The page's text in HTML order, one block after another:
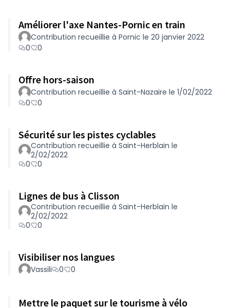
Améliorer l'axe Nantes-Pornic en train
Contribution recueillie à Pornic le 20 janvier 2022
0
0
Offre hors-saison
Contribution recueillie à Saint-Nazaire le 1/02/2022
0
0
Sécurité sur les pistes cyclables
Contribution recueillie à Saint-Herblain le
2/02/2022
0
0
Lignes de bus à Clisson
Contribution recueillie à Saint-Herblain le
2/02/2022
0
0
Visibiliser nos langues
Vassili 0 0
Mettre le paquet sur le tourisme à vélo